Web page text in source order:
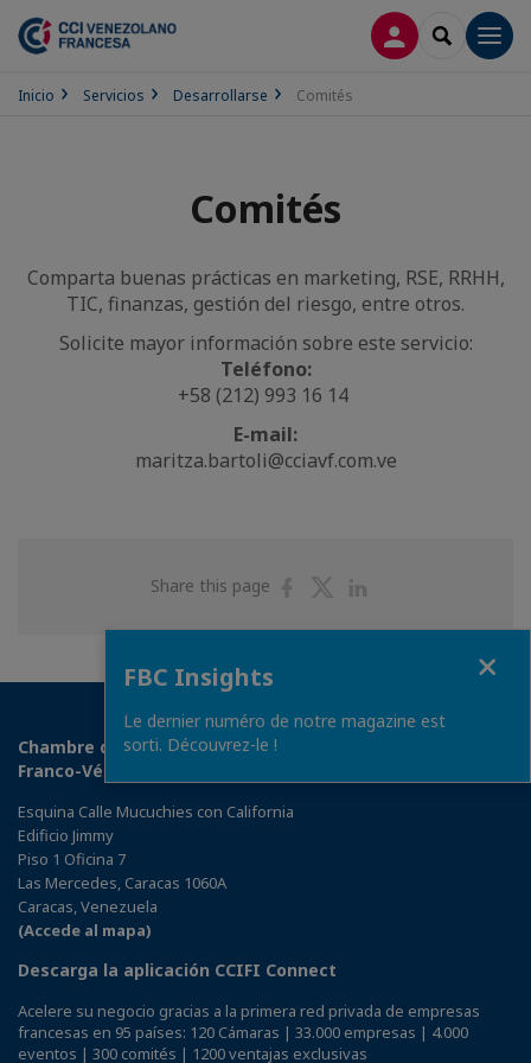
CONECTARSE
SEARCH
Inicio Servicios Desarrollarse Comités
Comités
Comparta buenas prácticas en marketing, RSE, RRHH,
TIC, finanzas, gestión del riesgo, entre otros.
Solicite mayor información sobre este servicio:
Teléfono:
+58 (212) 993 16 14
E-mail:
maritza.bartoli@cciavf.com.ve
Share this page
Share
Facebook
Share
TwitterLinkedin
Chambre de Commerce, d'Industrie et d'Agriculture
Franco-Vénézuélienne
Esquina Calle Mucuchies con California
Edificio Jimmy
Piso 1 Oficina 7
Las Mercedes, Caracas 1060A
Caracas, Venezuela
(Accede al mapa)
Descarga la aplicación CCIFI Connect
Acelere su negocio gracias a la primera red privada de empresas
francesas en 95 países: 120 Cámaras | 33.000 empresas | 4.000
eventos | 300 comités | 1200 ventajas exclusivas
FBC Insights
Le dernier numéro de notre magazine est
sorti. Découvrez-le !